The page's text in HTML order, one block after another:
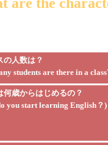
are the
人数は？
students are there in a
歳からはじめるの？
you start learning English？)